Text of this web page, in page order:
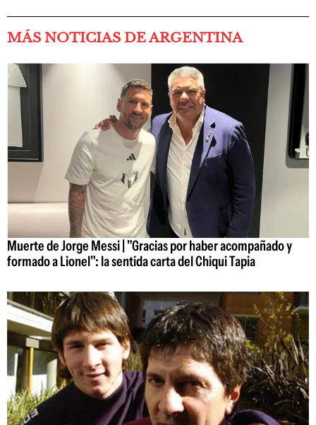
MÁS NOTICIAS DE ARGENTINA
Muerte de Jorge Messi | "Gracias por haber acompañado y
formado a Lionel": la sentida carta del Chiqui Tapia